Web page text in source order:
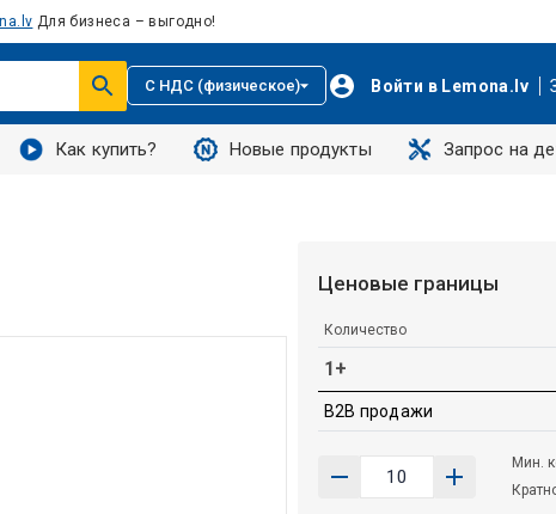
Для бизнеса – выгодно!
С НДС (физическое) Войти в Lemona.lv
Как купить? Новые продукты Запрос на
Ценовые границы
Количество
1+
B2B продажи
Мин.